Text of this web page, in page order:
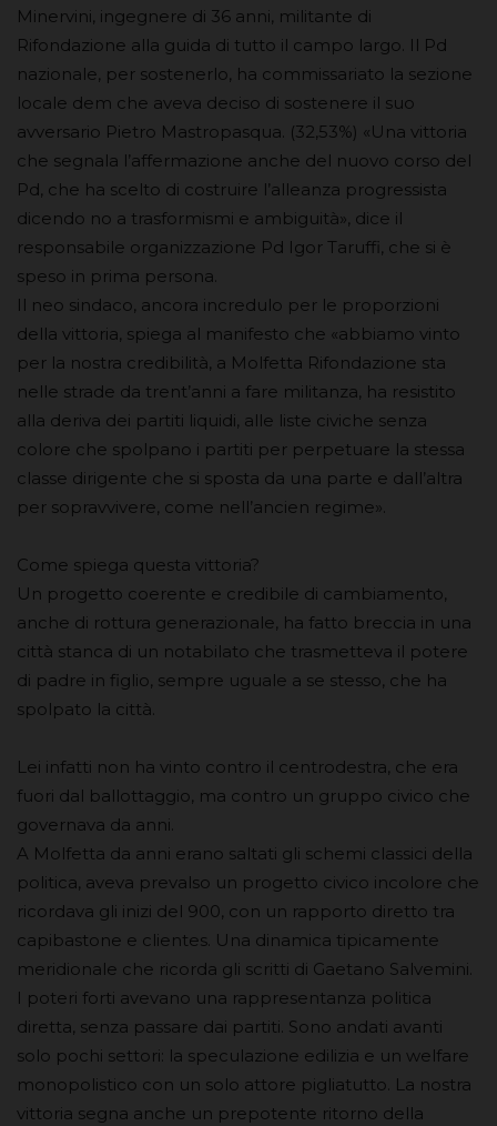
Minervini, ingegnere di 36 anni, militante di
Rifondazione alla guida di tutto il campo largo. Il Pd
nazionale, per sostenerlo, ha commissariato la sezione
locale dem che aveva deciso di sostenere il suo
avversario Pietro Mastropasqua. (32,53%) «Una vittoria
che segnala l’affermazione anche del nuovo corso del
Pd, che ha scelto di costruire l’alleanza progressista
dicendo no a trasformismi e ambiguità», dice il
responsabile organizzazione Pd Igor Taruffi, che si è
speso in prima persona.
Il neo sindaco, ancora incredulo per le proporzioni
della vittoria, spiega al manifesto che «abbiamo vinto
per la nostra credibilità, a Molfetta Rifondazione sta
nelle strade da trent’anni a fare militanza, ha resistito
alla deriva dei partiti liquidi, alle liste civiche senza
colore che spolpano i partiti per perpetuare la stessa
classe dirigente che si sposta da una parte e dall’altra
per sopravvivere, come nell’ancien regime».
Come spiega questa vittoria?
Un progetto coerente e credibile di cambiamento,
anche di rottura generazionale, ha fatto breccia in una
città stanca di un notabilato che trasmetteva il potere
di padre in figlio, sempre uguale a se stesso, che ha
spolpato la città.
Lei infatti non ha vinto contro il centrodestra, che era
fuori dal ballottaggio, ma contro un gruppo civico che
governava da anni.
A Molfetta da anni erano saltati gli schemi classici della
politica, aveva prevalso un progetto civico incolore che
ricordava gli inizi del 900, con un rapporto diretto tra
capibastone e clientes. Una dinamica tipicamente
meridionale che ricorda gli scritti di Gaetano Salvemini.
I poteri forti avevano una rappresentanza politica
diretta, senza passare dai partiti. Sono andati avanti
solo pochi settori: la speculazione edilizia e un welfare
monopolistico con un solo attore pigliatutto. La nostra
vittoria segna anche un prepotente ritorno della